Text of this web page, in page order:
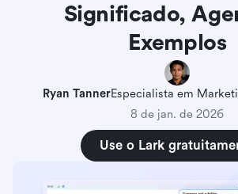
Significado,
Exemplos
Ryan TannerEspecialista em
8 de jan. de 2026
Use o Lark